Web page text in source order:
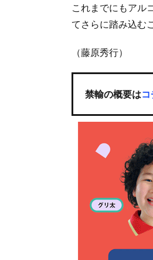
これまでにもアル
てさらに踏み込む
（藤原秀行）
禁輸の概要はコ